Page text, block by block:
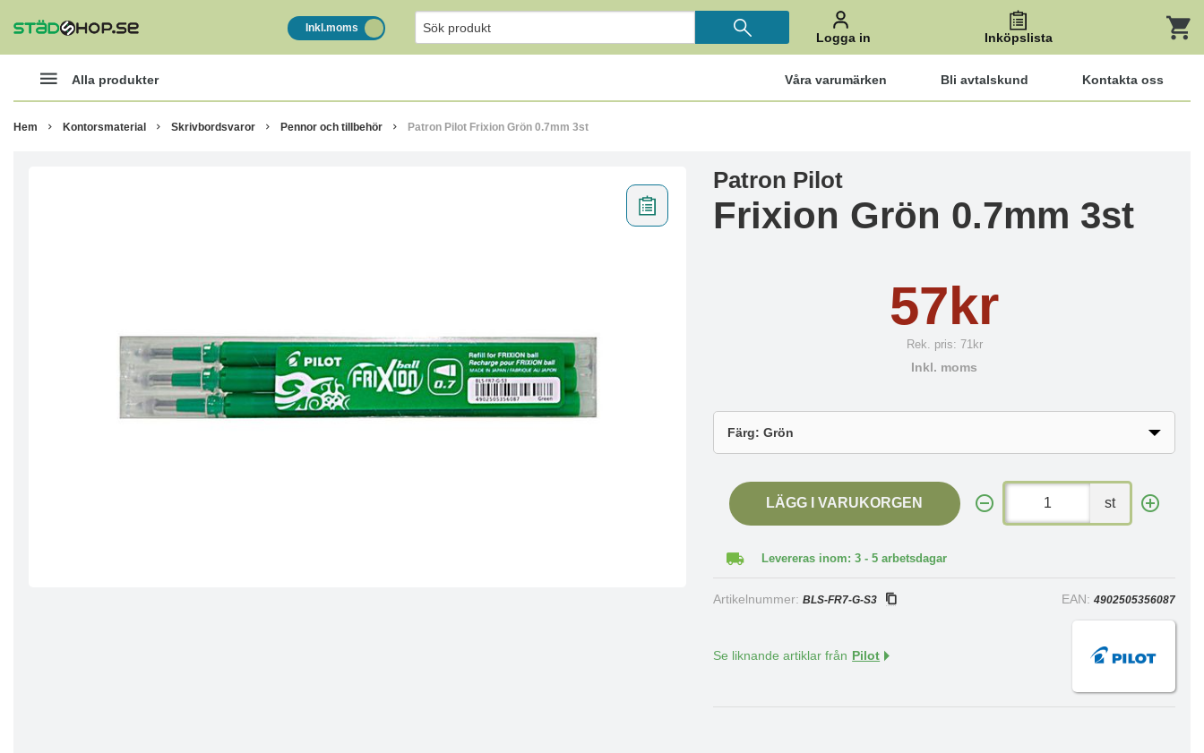
Inkl.moms
Logga in Inköpslista
Alla produkter Våra varumärken Bli avtalskund Kontakta oss
Hem Kontorsmaterial Skrivbordsvaror Pennor och tillbehör Patron Pilot Frixion Grön 0.7mm 3st
Patron Pilot
Frixion Grön 0.7mm 3st
57kr
Rek. pris: 71kr
Inkl. moms
LÄGG I VARUKORGEN st
Levereras inom: 3 - 5 arbetsdagar
Artikelnummer:BLS-FR7-G-S3 EAN: 4902505356087
Se liknande artiklar från Pilot